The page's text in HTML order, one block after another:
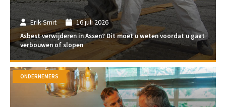
Erik Smit 16 juli 2026
Asbest verwijderen in Assen? Dit moet u weten voordat u gaat
verbouwen of slopen
ONDERNEMERS